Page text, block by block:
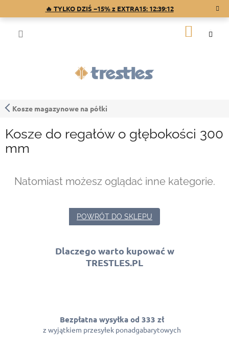
🔥 TYLKO DZIŚ −15% z EXTRA15: 12:39:12
Kosze magazynowe na półki
Kosze do regałów o głębokości 300
mm
Natomiast możesz oglądać inne kategorie.
POWRÓT DO SKLEPU
Dlaczego warto kupować w
TRESTLES.PL
Bezpłatna wysyłka od 333 zł
z wyjątkiem przesyłek ponadgabarytowych